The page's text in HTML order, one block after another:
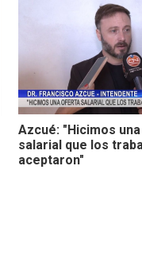
Azcué: "Hicimos
salarial que los
aceptaron"